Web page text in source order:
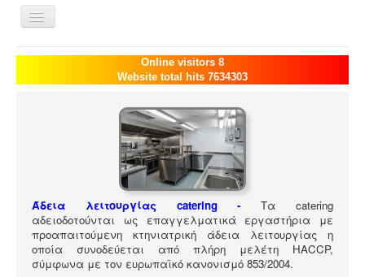
Toggle
Navigation
Αρχική
Επιχείρηση
Online visitors 8
Website total hits 7634303
Άδεια λειτουργίας catering -
Τα catering
αδειοδοτούνται ως επαγγελματικά εργαστήρια με
προαπαιτούμενη κτηνιατρική άδεια λειτουργίας η
οποία συνοδεύεται από πλήρη μελέτη HACCP,
σύμφωνα με τον ευρωπαϊκό κανονισμό 853/2004.